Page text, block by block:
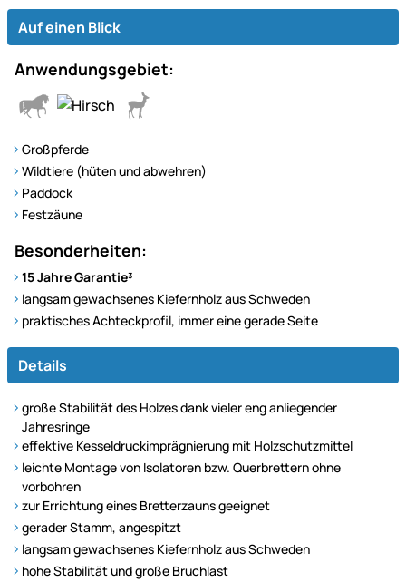
Auf einen Blick
Anwendungsgebiet:
Großpferde
Wildtiere (hüten und abwehren)
Paddock
Festzäune
Besonderheiten:
15 Jahre Garantie³
langsam gewachsenes Kiefernholz aus Schweden
praktisches Achteckprofil, immer eine gerade Seite
Details
große Stabilität des Holzes dank vieler eng anliegender
Jahresringe
effektive Kesseldruckimprägnierung mit Holzschutzmittel
leichte Montage von Isolatoren bzw. Querbrettern ohne
vorbohren
zur Errichtung eines Bretterzauns geeignet
gerader Stamm, angespitzt
langsam gewachsenes Kiefernholz aus Schweden
hohe Stabilität und große Bruchlast